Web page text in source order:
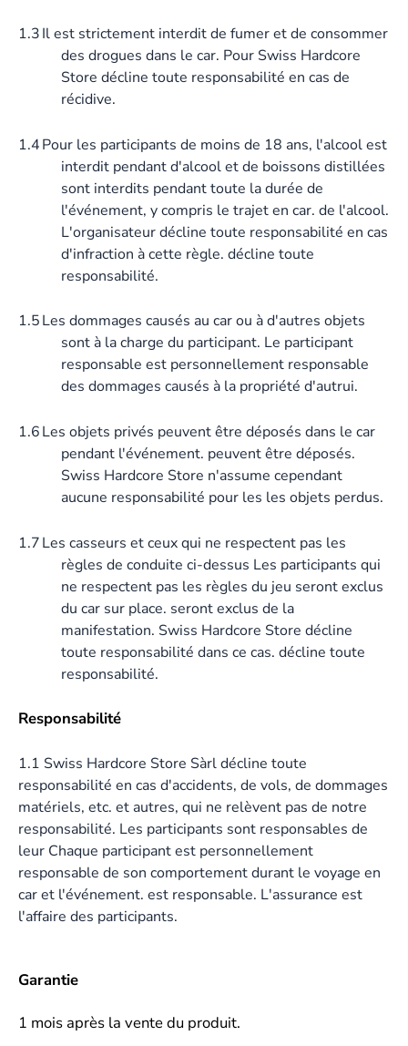
1.3Il est strictement interdit de fumer et de consommer
des drogues dans le car. Pour Swiss Hardcore
Store décline toute responsabilité en cas de
récidive.
1.4Pour les participants de moins de 18 ans, l'alcool est
interdit pendant d'alcool et de boissons distillées
sont interdits pendant toute la durée de
l'événement, y compris le trajet en car. de l'alcool.
L'organisateur décline toute responsabilité en cas
d'infraction à cette règle. décline toute
responsabilité.
1.5Les dommages causés au car ou à d'autres objets
sont à la charge du participant. Le participant
responsable est personnellement responsable
des dommages causés à la propriété d'autrui.
1.6Les objets privés peuvent être déposés dans le car
pendant l'événement. peuvent être déposés.
Swiss Hardcore Store n'assume cependant
aucune responsabilité pour les les objets perdus.
1.7Les casseurs et ceux qui ne respectent pas les
règles de conduite ci-dessus Les participants qui
ne respectent pas les règles du jeu seront exclus
du car sur place. seront exclus de la
manifestation. Swiss Hardcore Store décline
toute responsabilité dans ce cas. décline toute
responsabilité.
Responsabilité
1.1 Swiss Hardcore Store Sàrl décline toute
responsabilité en cas d'accidents, de vols, de dommages
matériels, etc. et autres, qui ne relèvent pas de notre
responsabilité. Les participants sont responsables de
leur Chaque participant est personnellement
responsable de son comportement durant le voyage en
car et l'événement. est responsable. L'assurance est
l'affaire des participants.
Garantie
1 mois après la vente du produit.